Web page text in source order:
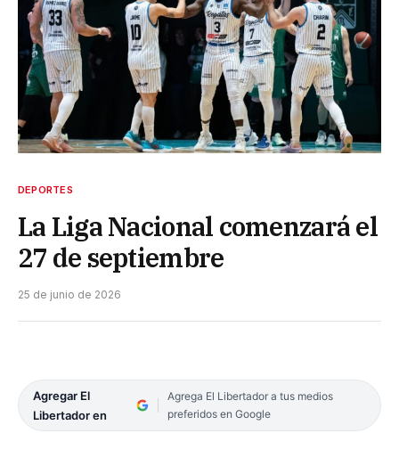
DEPORTES
La Liga Nacional comenzará el
27 de septiembre
25 de junio de 2026
Agregar El
Libertador en
Agrega El Libertador a tus medios
preferidos en Google